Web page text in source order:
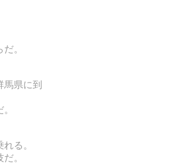
。
県に到
る。
。